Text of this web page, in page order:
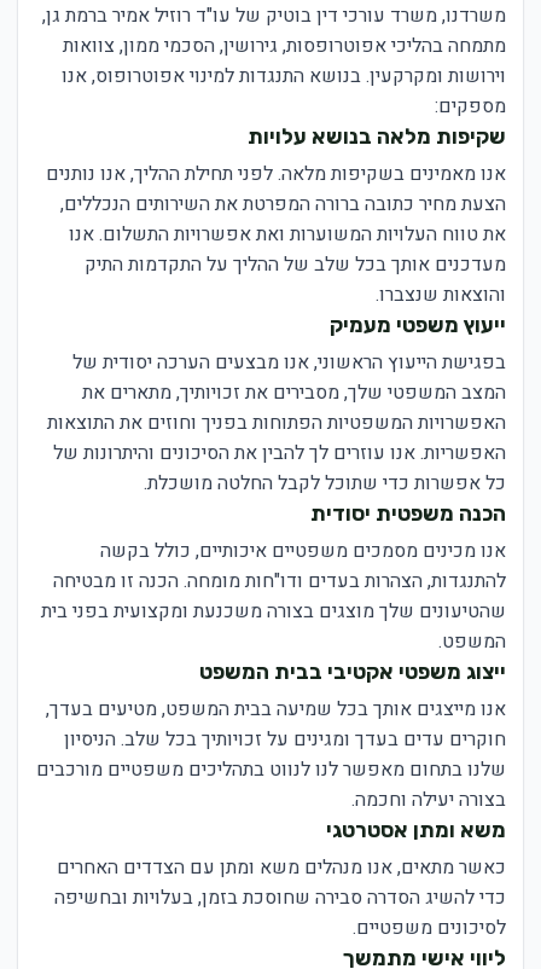
משרדנו, משרד עורכי דין בוטיק של עו"ד רוזיל אמיר ברמת גן,
מתמחה בהליכי אפוטרופסות, גירושין, הסכמי ממון, צוואות
וירושות ומקרקעין. בנושא התנגדות למינוי אפוטרופוס, אנו
מספקים:
שקיפות מלאה בנושא עלויות
אנו מאמינים בשקיפות מלאה. לפני תחילת ההליך, אנו נותנים
הצעת מחיר כתובה ברורה המפרטת את השירותים הנכללים,
את טווח העלויות המשוערות ואת אפשרויות התשלום. אנו
מעדכנים אותך בכל שלב של ההליך על התקדמות התיק
והוצאות שנצברו.
ייעוץ משפטי מעמיק
בפגישת הייעוץ הראשוני, אנו מבצעים הערכה יסודית של
המצב המשפטי שלך, מסבירים את זכויותיך, מתארים את
האפשרויות המשפטיות הפתוחות בפניך וחוזים את התוצאות
האפשריות. אנו עוזרים לך להבין את הסיכונים והיתרונות של
כל אפשרות כדי שתוכל לקבל החלטה מושכלת.
הכנה משפטית יסודית
אנו מכינים מסמכים משפטיים איכותיים, כולל בקשה
להתנגדות, הצהרות בעדים ודו"חות מומחה. הכנה זו מבטיחה
שהטיעונים שלך מוצגים בצורה משכנעת ומקצועית בפני בית
המשפט.
ייצוג משפטי אקטיבי בבית המשפט
אנו מייצגים אותך בכל שמיעה בבית המשפט, מטיעים בעדך,
חוקרים עדים בעדך ומגינים על זכויותיך בכל שלב. הניסיון
שלנו בתחום מאפשר לנו לנווט בתהליכים משפטיים מורכבים
בצורה יעילה וחכמה.
משא ומתן אסטרטגי
כאשר מתאים, אנו מנהלים משא ומתן עם הצדדים האחרים
כדי להשיג הסדרה סבירה שחוסכת בזמן, בעלויות ובחשיפה
לסיכונים משפטיים.
ליווי אישי מתמשך